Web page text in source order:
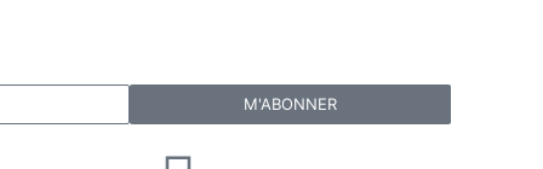
M'ABONNER